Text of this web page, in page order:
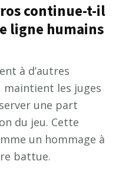
continue-t-il
ligne humains
à d’autres
maintient les juges
une part
du jeu. Cette
un hommage à
battue.